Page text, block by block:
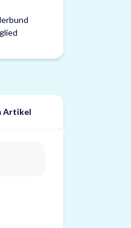
Artikel